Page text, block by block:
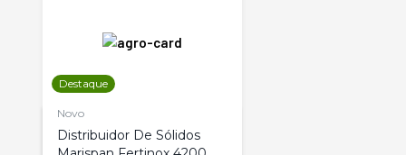
Destaque
Novo
Distribuidor De Sólidos